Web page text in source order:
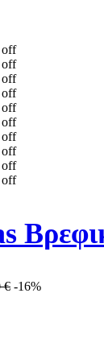
off
off
off
off
off
off
off
off
off
off
€ -16%